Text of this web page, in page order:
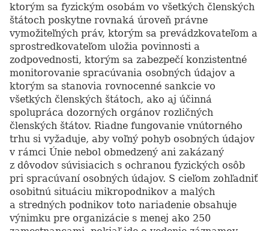
ktorým sa fyzickým osobám vo všetkých členských
štátoch poskytne rovnaká úroveň právne
vymožiteľných práv, ktorým sa prevádzkovateľom a
sprostredkovateľom uložia povinnosti a
zodpovednosti, ktorým sa zabezpečí konzistentné
monitorovanie spracúvania osobných údajov a
ktorým sa stanovia rovnocenné sankcie vo
všetkých členských štátoch, ako aj účinná
spolupráca dozorných orgánov rozličných
členských štátov. Riadne fungovanie vnútorného
trhu si vyžaduje, aby voľný pohyb osobných údajov
v rámci Únie nebol obmedzený ani zakázaný
z dôvodov súvisiacich s ochranou fyzických osôb
pri spracúvaní osobných údajov. S cieľom zohľadniť
osobitnú situáciu mikropodnikov a malých
a stredných podnikov toto nariadenie obsahuje
výnimku pre organizácie s menej ako 250